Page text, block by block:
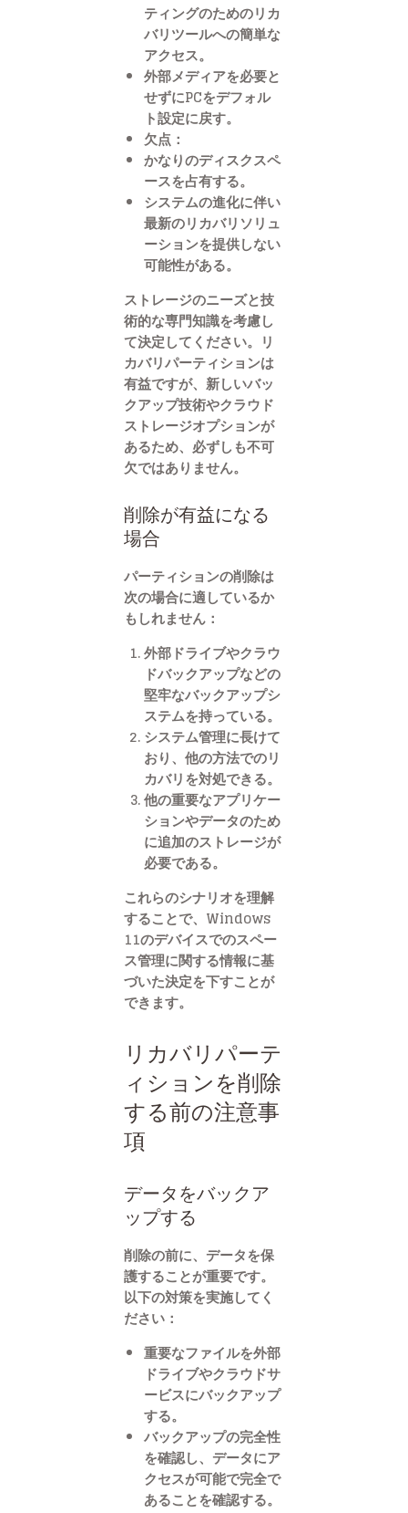
ティングのためのリカ
バリツールへの簡単な
アクセス。
外部メディアを必要と
せずにPCをデフォル
ト設定に戻す。
欠点：
かなりのディスクスペ
ースを占有する。
システムの進化に伴い
最新のリカバリソリュ
ーションを提供しない
可能性がある。
ストレージのニーズと技
術的な専門知識を考慮し
て決定してください。リ
カバリパーティションは
有益ですが、新しいバッ
クアップ技術やクラウド
ストレージオプションが
あるため、必ずしも不可
欠ではありません。
削除が有益になる
場合
パーティションの削除は
次の場合に適しているか
もしれません：
外部ドライブやクラウ
ドバックアップなどの
堅牢なバックアップシ
ステムを持っている。
システム管理に長けて
おり、他の方法でのリ
カバリを対処できる。
他の重要なアプリケー
ションやデータのため
に追加のストレージが
必要である。
これらのシナリオを理解
することで、Windows
11のデバイスでのスペー
ス管理に関する情報に基
づいた決定を下すことが
できます。
リカバリパーテ
ィションを削除
する前の注意事
項
データをバックア
ップする
削除の前に、データを保
護することが重要です。
以下の対策を実施してく
ださい：
重要なファイルを外部
ドライブやクラウドサ
ービスにバックアップ
する。
バックアップの完全性
を確認し、データにア
クセスが可能で完全で
あることを確認する。